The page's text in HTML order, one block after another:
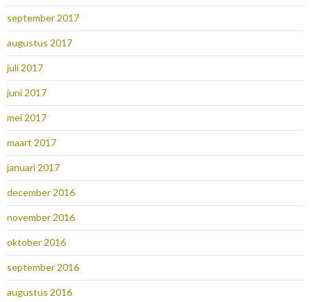
september 2017
augustus 2017
juli 2017
juni 2017
mei 2017
maart 2017
januari 2017
december 2016
november 2016
oktober 2016
september 2016
augustus 2016